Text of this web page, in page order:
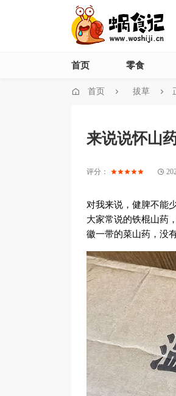
首页 零食
首页 拔草
来说说怀山
评分：
对我来说，健脾不能
大家常说的铁棍山药
徽一带的菜山药，没